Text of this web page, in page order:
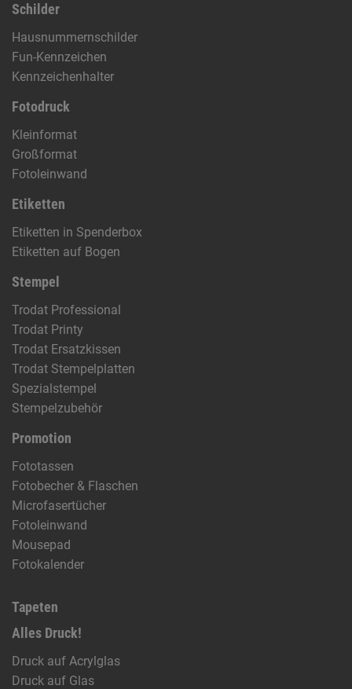
Schilder
Hausnummernschilder
Fun-Kennzeichen
Kennzeichenhalter
Fotodruck
Kleinformat
Großformat
Fotoleinwand
Etiketten
Etiketten in Spenderbox
Etiketten auf Bogen
Stempel
Trodat Professional
Trodat Printy
Trodat Ersatzkissen
Trodat Stempelplatten
Spezialstempel
Stempelzubehör
Promotion
Fototassen
Fotobecher & Flaschen
Microfasertücher
Fotoleinwand
Mousepad
Fotokalender
Tapeten
Alles Druck!
Druck auf Acrylglas
Druck auf Glas